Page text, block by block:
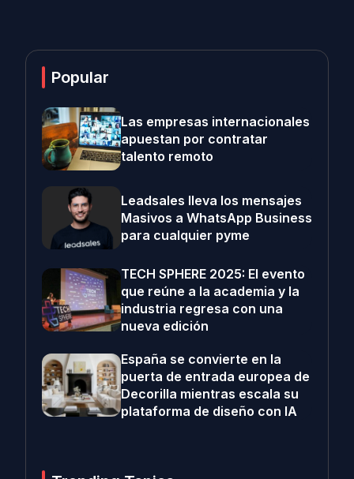
Popular
Las empresas internacionales
apuestan por contratar
talento remoto
Leadsales lleva los mensajes
Masivos a WhatsApp Business
para cualquier pyme
TECH SPHERE 2025: El evento
que reúne a la academia y la
industria regresa con una
nueva edición
España se convierte en la
puerta de entrada europea de
Decorilla mientras escala su
plataforma de diseño con IA